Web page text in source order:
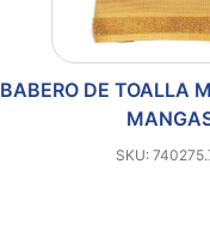
BABERO DE TOALLA
SKU: